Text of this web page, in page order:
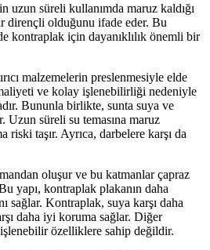
uzun süreli kullanımda maruz kaldığı
dirençli olduğunu ifade eder. Bu
kontraplak için dayanıklılık önemli bir
malzemelerin preslenmesiyle elde
ve kolay işlenebilirliği nedeniyle
Bununla birlikte, sunta suya ve
Uzun süreli su temasına maruz
riski taşır. Ayrıca, darbelere karşı da
oluşur ve bu katmanlar çapraz
yapı, kontraplak plakanın daha
sağlar. Kontraplak, suya karşı daha
daha iyi koruma sağlar. Diğer
özelliklere sahip değildir.